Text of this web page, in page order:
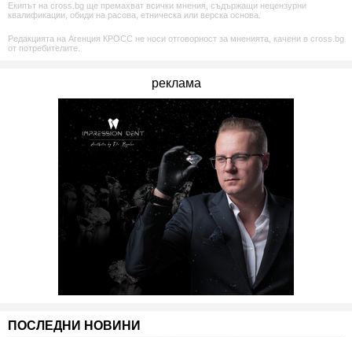
Екипът на cross.bg ще премахват всички мнения, съдържащи нецензурни
квалификации, обиди на расова, етническа или верска основа.
Редакцията на Агенция КРОСС не носи отговорност за мненията, качени в cross.bg
от потребителите.
реклама
ПОСЛЕДНИ НОВИНИ